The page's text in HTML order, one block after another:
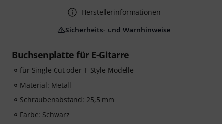
Buchsenplatte für E-Gitarre
für Single Cut oder T-Style Modelle
Material: Metall
Schraubenabstand: 25,5 mm
Farbe: Schwarz
Herstellerinformationen
Sicherheits- und Warnhinweise